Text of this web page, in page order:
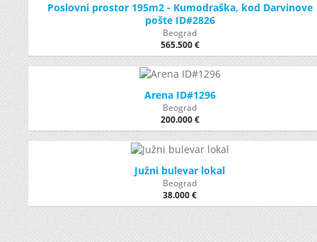
Poslovni prostor 195m2 - Kumodraška, kod Darvinove
pošte ID#2826
Beograd
565.500 €
Arena ID#1296
Beograd
200.000 €
Južni bulevar lokal
Beograd
38.000 €